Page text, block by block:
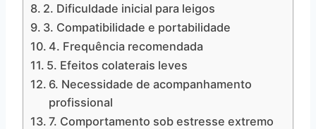
2. Dificuldade inicial para leigos
3. Compatibilidade e portabilidade
4. Frequência recomendada
5. Efeitos colaterais leves
6. Necessidade de acompanhamento
profissional
7. Comportamento sob estresse extremo